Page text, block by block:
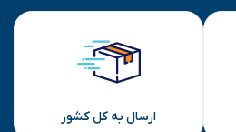
ارسال به کل کشور